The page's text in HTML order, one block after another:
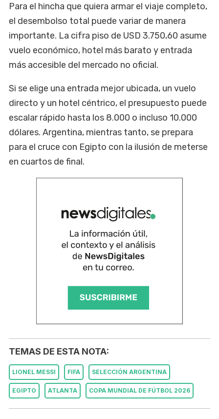
Para el hincha que quiera armar el viaje completo,
el desembolso total puede variar de manera
importante. La cifra piso de USD 3.750,60 asume
vuelo económico, hotel más barato y entrada
más accesible del mercado no oficial.
Si se elige una entrada mejor ubicada, un vuelo
directo y un hotel céntrico, el presupuesto puede
escalar rápido hasta los 8.000 o incluso 10.000
dólares. Argentina, mientras tanto, se prepara
para el cruce con Egipto con la ilusión de meterse
en cuartos de final.
TEMAS DE ESTA NOTA:
LIONEL MESSI FIFA SELECCIÓN ARGENTINA
EGIPTO ATLANTA COPA MUNDIAL DE FÚTBOL 2026